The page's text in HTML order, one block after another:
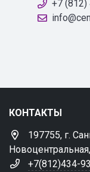
+7 (812)
КОНТАКТЫ
197755, г.
+7(812)434-